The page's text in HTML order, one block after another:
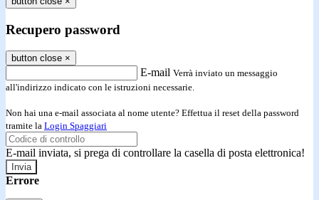
Recupero password
button close ×
E-mail Verrà inviato un messaggio
all'indirizzo indicato con le istruzioni necessarie.
Non hai una e-mail associata al nome utente? Effettua il reset della password
tramite la Login Spaggiari
E-mail inviata, si prega di controllare la casella di posta elettronica!
Errore